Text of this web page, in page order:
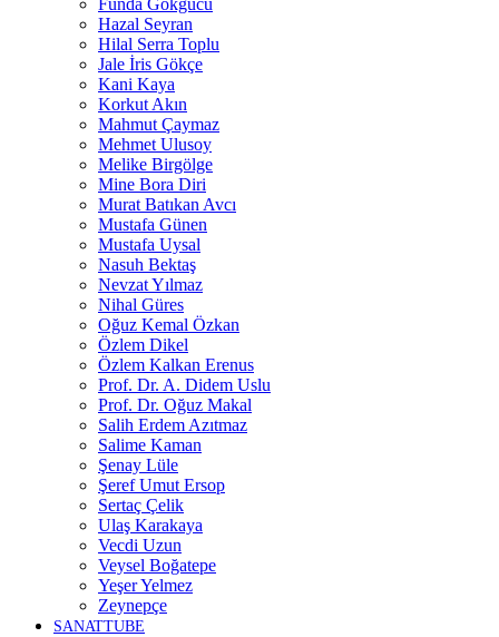
Funda Gökgücü
Hazal Seyran
Hilal Serra Toplu
Jale İris Gökçe
Kani Kaya
Korkut Akın
Mahmut Çaymaz
Mehmet Ulusoy
Melike Birgölge
Mine Bora Diri
Murat Batıkan Avcı
Mustafa Günen
Mustafa Uysal
Nasuh Bektaş
Nevzat Yılmaz
Nihal Güres
Oğuz Kemal Özkan
Özlem Dikel
Özlem Kalkan Erenus
Prof. Dr. A. Didem Uslu
Prof. Dr. Oğuz Makal
Salih Erdem Azıtmaz
Salime Kaman
Şenay Lüle
Şeref Umut Ersop
Sertaç Çelik
Ulaş Karakaya
Vecdi Uzun
Veysel Boğatepe
Yeşer Yelmez
Zeynepçe
SANATTUBE